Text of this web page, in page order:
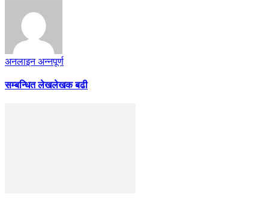
अनलाइन अन्नपूर्ण
सम्बन्धित लेखलेखक बढी